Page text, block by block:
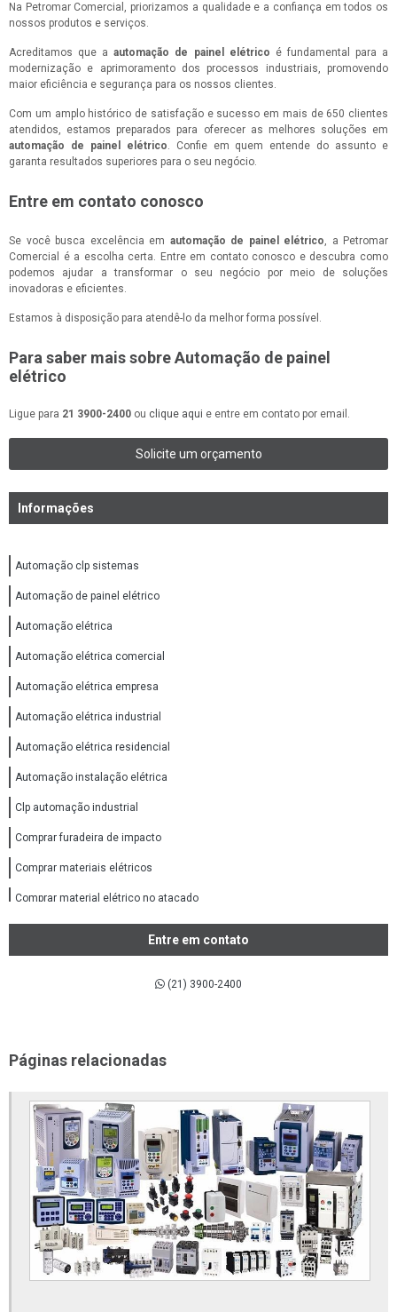
Na Petromar Comercial, priorizamos a qualidade e a confiança em todos os
nossos produtos e serviços.
Acreditamos que aautomação de painel elétrico é fundamental para a
modernização e aprimoramento dos processos industriais, promovendo
maior eficiência e segurança para os nossos clientes.
Com um amplo histórico de satisfação e sucesso em mais de 650 clientes
atendidos, estamos preparados para oferecer as melhores soluções em
automação de painel elétrico. Confie em quem entende do assunto e
garanta resultados superiores para o seu negócio.
Entre em contato conosco
Se você busca excelência em automação de painel elétrico, a Petromar
Comercial é a escolha certa. Entre em contato conosco e descubra como
podemos ajudar a transformar o seu negócio por meio de soluções
inovadoras e eficientes.
Estamos à disposição para atendê-lo da melhor forma possível.
Para saber mais sobre Automação de painel
elétrico
Ligue para 21 3900-2400 ou clique aqui e entre em contato por email.
Solicite um orçamento
Informações
Automação clp sistemas
Automação de painel elétrico
Automação elétrica
Automação elétrica comercial
Automação elétrica empresa
Automação elétrica industrial
Automação elétrica residencial
Automação instalação elétrica
Clp automação industrial
Comprar furadeira de impacto
Comprar materiais elétricos
Comprar material elétrico no atacado
Comprar tubos e conexões ppr
Conexões flangeadas
Conexões forjadas aço carbono
Conexões inox
Conexões inox roscadas
Conexões para tubos de aço carbono
Conexões sanitárias
Entre em contato
(21) 3900-2400
Páginas relacionadas